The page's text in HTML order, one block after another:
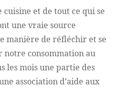
cuisine et de tout ce qui se
une vraie source
manière de réfléchir et se
consommation au
les mois une partie des
association d’aide aux